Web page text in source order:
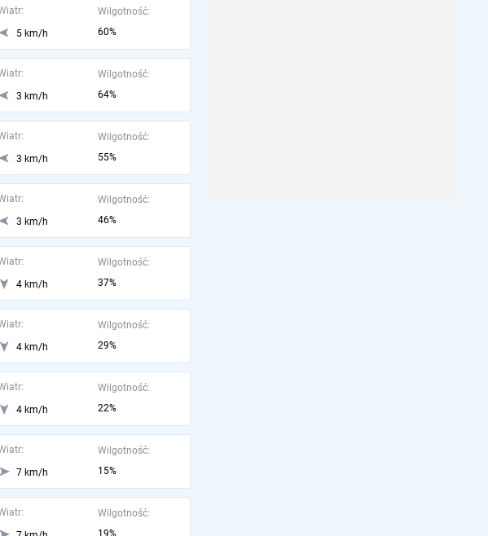
5 km/h
Wilgotność:
60%
3 km/h
Wilgotność:
64%
3 km/h
Wilgotność:
55%
3 km/h
Wilgotność:
46%
4 km/h
Wilgotność:
37%
4 km/h
Wilgotność:
29%
4 km/h
Wilgotność:
22%
7 km/h
Wilgotność:
15%
Wilgotność:
19%